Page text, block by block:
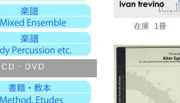
在庫 1冊